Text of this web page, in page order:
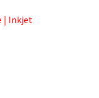
| Inkjet